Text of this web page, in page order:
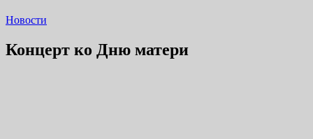
Новости
Концерт ко Дню матери